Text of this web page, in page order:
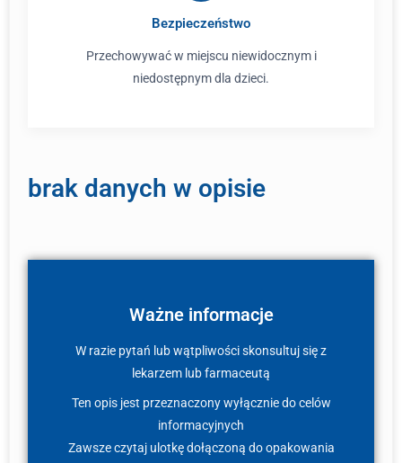
Bezpieczeństwo
Przechowywać w miejscu niewidocznym i
niedostępnym dla dzieci.
brak danych w opisie
Ważne informacje
W razie pytań lub wątpliwości skonsultuj się z
lekarzem lub farmaceutą
Ten opis jest przeznaczony wyłącznie do celów
informacyjnych
Zawsze czytaj ulotkę dołączoną do opakowania